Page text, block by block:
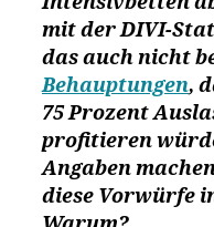
mit der DIVI-
das auch nicht
Behauptungen,
75 Prozent
profitieren
Angaben
diese Vorwürfe